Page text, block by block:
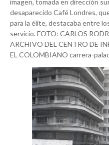
imagen, tomada en dirección
desaparecido Café Londres,
para la élite, destacaba entre
servicio. FOTO: CARLOS
ARCHIVO DEL CENTRO DE
EL COLOMBIANO carrera-